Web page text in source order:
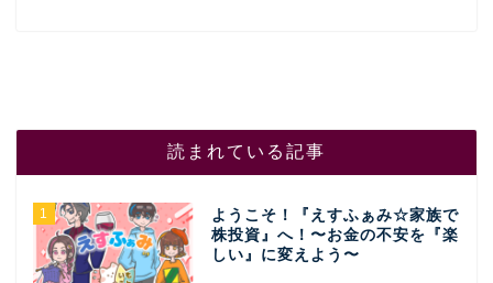
読まれている記事
1
ようこそ！『えすふぁみ☆家族で
株投資』へ！〜お金の不安を『楽
しい』に変えよう〜